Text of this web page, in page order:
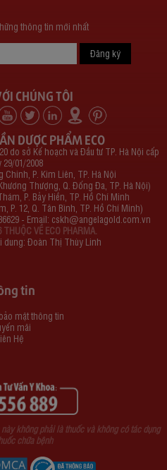
thông tin mới nhất
CHÚNG TÔI
DƯỢC PHẨM ECO
do sở Kế hoạch và Đầu tư TP. Hà Nội cấp
29/01/2008
P. Kim Liên, TP. Hà Nội
Thượng, Q. Đống Đa, TP. Hà Nội)
P. Bảy Hiền, TP. Hồ Chí Minh
P. 12, Q. Tân Bình, TP. Hồ Chí Minh)
- Email: cskh@angelagold.com.vn
VỀ ECO PHARMA.
dung: Đoàn Thị Thùy Linh
tin
mật thông tin
mãi
Hệ
không phải là thuốc và không có tác dụng
chữa bệnh